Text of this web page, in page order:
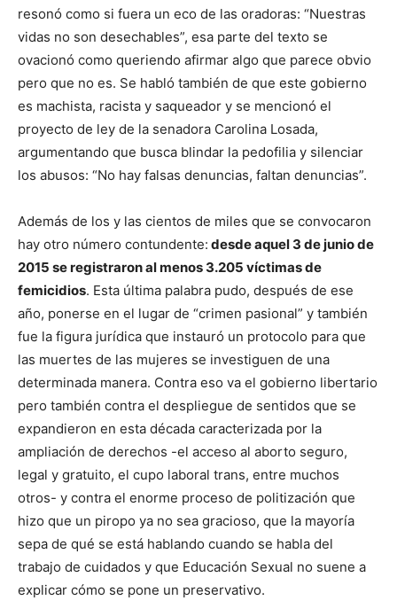
resonó como si fuera un eco de las oradoras: “Nuestras
vidas no son desechables”, esa parte del texto se
ovacionó como queriendo afirmar algo que parece obvio
pero que no es. Se habló también de que este gobierno
es machista, racista y saqueador y se mencionó el
proyecto de ley de la senadora Carolina Losada,
argumentando que busca blindar la pedofilia y silenciar
los abusos: “No hay falsas denuncias, faltan denuncias”.
Además de los y las cientos de miles que se convocaron
hay otro número contundente: desde aquel 3 de junio de
2015 se registraron al menos 3.205 víctimas de
femicidios. Esta última palabra pudo, después de ese
año, ponerse en el lugar de “crimen pasional” y también
fue la figura jurídica que instauró un protocolo para que
las muertes de las mujeres se investiguen de una
determinada manera. Contra eso va el gobierno libertario
pero también contra el despliegue de sentidos que se
expandieron en esta década caracterizada por la
ampliación de derechos -el acceso al aborto seguro,
legal y gratuito, el cupo laboral trans, entre muchos
otros- y contra el enorme proceso de politización que
hizo que un piropo ya no sea gracioso, que la mayoría
sepa de qué se está hablando cuando se habla del
trabajo de cuidados y que Educación Sexual no suene a
explicar cómo se pone un preservativo.